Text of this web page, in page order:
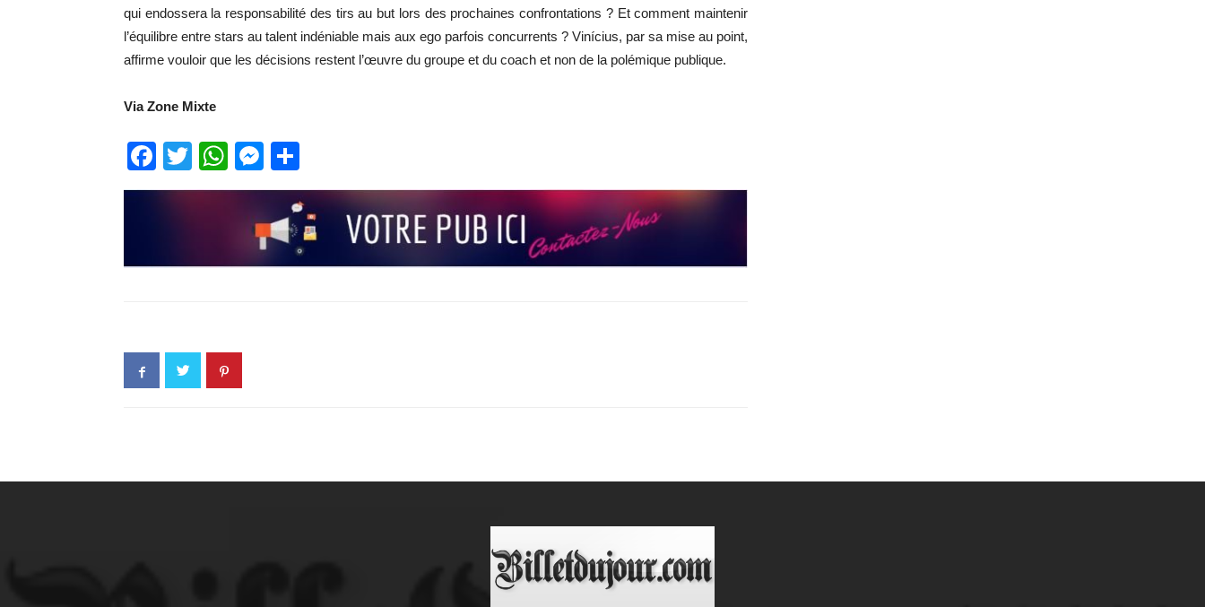
qui endossera la responsabilité des tirs au but lors des prochaines confrontations ? Et comment maintenir
l’équilibre entre stars au talent indéniable mais aux ego parfois concurrents ? Vinícius, par sa mise au point,
affirme vouloir que les décisions restent l’œuvre du groupe et du coach et non de la polémique publique.
Via Zone Mixte
Facebook
TwitterWhatsApp
Messenger